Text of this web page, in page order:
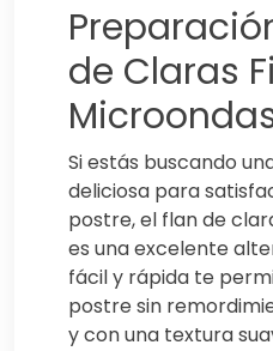
de Claras
Si estás buscando
deliciosa para
postre, el flan de
es una excelente
fácil y rápida te
postre sin
y con una textura